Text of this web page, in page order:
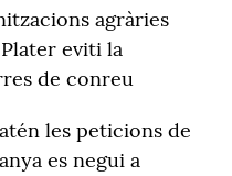
agràries
eviti la
de conreu
les peticions de
es negui a